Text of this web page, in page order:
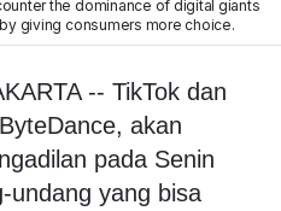
the dominance of digital giants
giving consumers more choice.
-- TikTok dan
akan
pada Senin
undang yang bisa